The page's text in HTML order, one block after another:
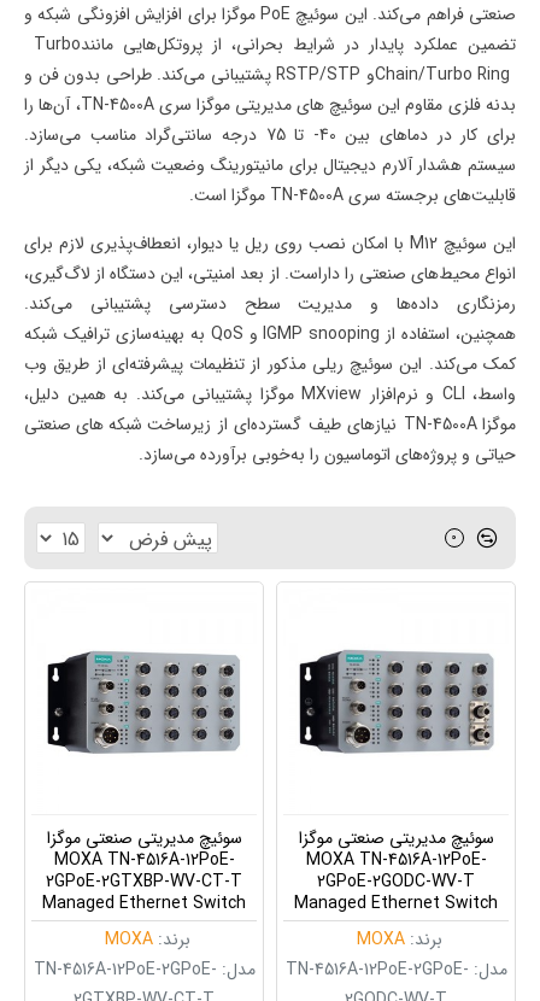
صنعتی فراهم می‌کند. این سوئیچ PoEموگزابرای افزایش افزونگی شبکه و
تضمین عملکرد پایدار در شرایط بحرانی، از پروتکل‌هایی مانندTurbo
Chain/Turbo Ringو RSTP/STPپشتیبانی می‌کند. طراحی بدون فن و
بدنه فلزی مقاوم این سوئیچ های مدیریتی موگزا سری TN-4500A
، آن‌ها را
برای کار در دماهای بین 40- تا 75 درجه سانتی‌گراد مناسب می‌سازد.
سیستم هشدار آلارم دیجیتال برای مانیتورینگ وضعیت شبکه، یکی دیگر از
قابلیت‌های برجسته سریTN-4500A موگزا است.
این سوئیچ M12 با امکان نصب روی ریل یا دیوار، انعطاف‌پذیری لازم برای
انواع محیط‌های صنعتی را داراست. از بعد امنیتی، این دستگاه از لاگ‌گیری،
رمزنگاری داده‌ها و مدیریت سطح دسترسی پشتیبانی می‌کند.
همچنین، استفاده از IGMP snooping و QoS به بهینه‌سازی ترافیک شبکه
کمک می‌کند. این سوئیچ ریلی مذکور از تنظیمات پیشرفته‌ای از طریق وب‌
واسط، CLI و نرم‌افزار MXview موگزا پشتیبانی می‌کند. به همین دلیل،
موگزا TN-4500A
نیازهای طیف گسترده‌ای از زیرساخت‌ شبکه های صنعتی
حیاتی و پروژه‌های اتوماسیون را به‌خوبی برآورده می‌سازد.
0
برند: MOXA
مدل: TN-4516A-12PoE-2GPoE-
سوئیچ مدیریتی صنعتی موگزا
MOXA TN-4516A-12PoE-
2GPoE-2GODC-WV-T
Managed Ethernet Switch
برند: MOXA
مدل: TN-4516A-12PoE-2GPoE-
سوئیچ مدیریتی صنعتی موگزا
MOXA TN-4516A-12PoE-
2GPoE-2GTXBP-WV-CT-T
Managed Ethernet Switch